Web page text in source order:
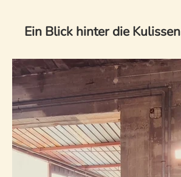
Ein Blick hinter die Kulissen